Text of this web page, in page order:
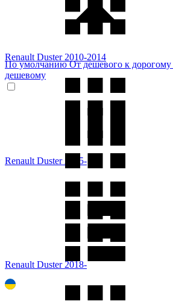
Renault Duster 2010-2014
Renault Duster 2015-
Renault Duster 2018-
По умолчаниюОт дешевого к дорогому
дешевому